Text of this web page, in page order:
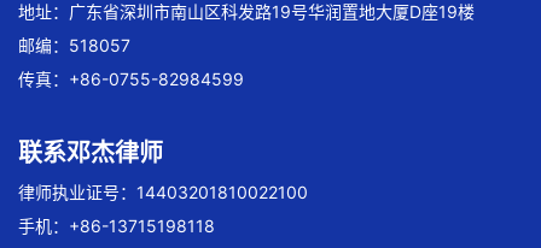
地址：广东省深圳市南山区科发路19号华润置地大厦D座19楼
邮编：518057
传真：+86-0755-82984599
联系邓杰律师
律师执业证号：14403201810022100
手机：+86-13715198118